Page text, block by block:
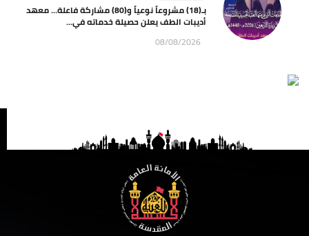
بـ(18) مشروعاً نوعياً و(80) مشاركة فاعلة… معهد
أديبات الطف يعلن حصيلة خدماته في...
08/08/2026